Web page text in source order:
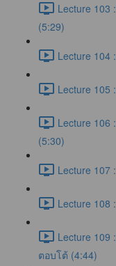
Lecture 103
(5:29)
Lecture 104
Lecture 105
Lecture 106
(5:30)
Lecture 107
Lecture 108
Lecture 109
ตอบโต้ (4:44)